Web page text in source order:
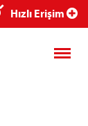
Hızlı Erişim×